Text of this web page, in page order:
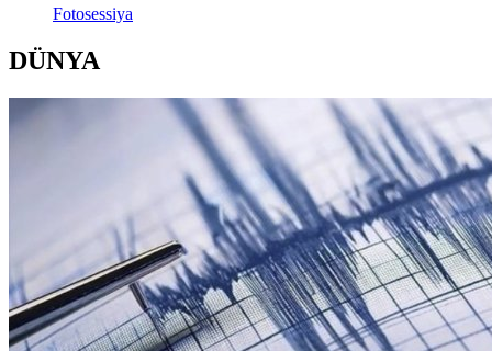
Fotosessiya
DÜNYA